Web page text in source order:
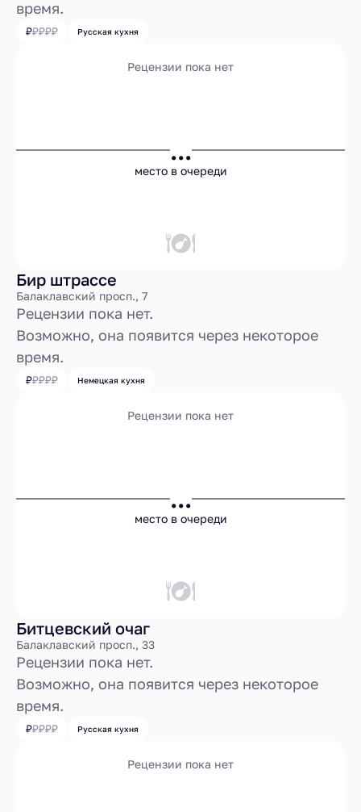
время.
Русская кухня
Рецензии пока нет
...
место в очереди
Бир штрассе
Балаклавский просп., 7
Рецензии пока нет.
Возможно, она появится через некоторое
время.
Немецкая кухня
Рецензии пока нет
...
место в очереди
Битцевский очаг
Балаклавский просп., 33
Рецензии пока нет.
Возможно, она появится через некоторое
время.
Русская кухня
Рецензии пока нет